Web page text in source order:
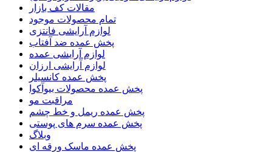
مقالات کف بازار
تمام محصولات موجود
لوازم آرایشی فانتزی
پخش عمده ضد آفتاب
لوازم آرایشی عمده
لوازم آرایشی ارزان
پخش عمده کانسیلر
پخش عمده محصولات بیوآکوا
مراقبت مو
پخش عمده ریمل و خط چشم
پخش عمده سرم های پوستی
وبلاگ
پخش عمده ماسک ورقه ای